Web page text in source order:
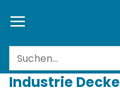
Inhalt
Suchen
Industrie